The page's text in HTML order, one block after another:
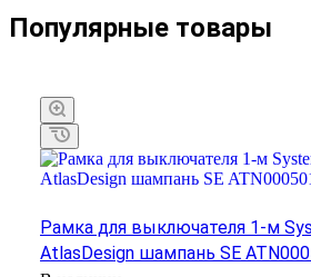
Популярные товары
Рамка для выключателя 1-м
AtlasDesign шампань SE